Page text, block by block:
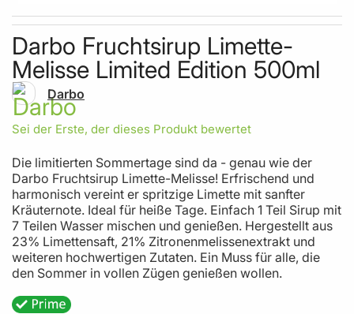
Skip to the beginning of the images gallery
Darbo Fruchtsirup Limette-
Melisse Limited Edition 500ml
Darbo
Sei der Erste, der dieses Produkt bewertet
Die limitierten Sommertage sind da - genau wie der
Darbo Fruchtsirup Limette-Melisse! Erfrischend und
harmonisch vereint er spritzige Limette mit sanfter
Kräuternote. Ideal für heiße Tage. Einfach 1 Teil Sirup mit
7 Teilen Wasser mischen und genießen. Hergestellt aus
23% Limettensaft, 21% Zitronenmelissenextrakt und
weiteren hochwertigen Zutaten. Ein Muss für alle, die
den Sommer in vollen Zügen genießen wollen.